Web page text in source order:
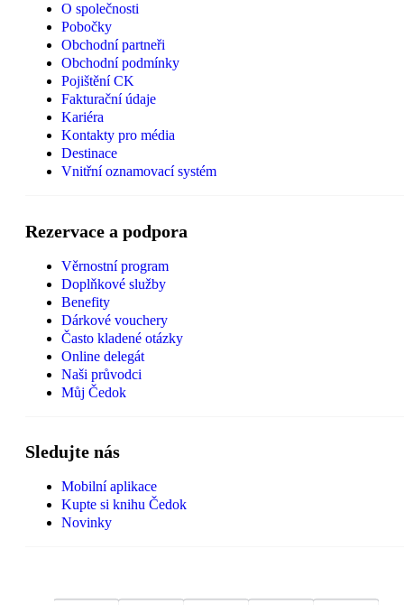
O společnosti
Pobočky
Obchodní partneři
Obchodní podmínky
Pojištění CK
Fakturační údaje
Kariéra
Kontakty pro média
Destinace
Vnitřní oznamovací systém
Rezervace a podpora
Věrnostní program
Doplňkové služby
Benefity
Dárkové vouchery
Často kladené otázky
Online delegát
Naši průvodci
Můj Čedok
Sledujte nás
Mobilní aplikace
Kupte si knihu Čedok
Novinky